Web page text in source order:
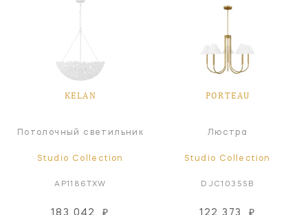
KELAN
Потолочный светильник
Studio Collection
AP1186TXW
183 042 ₽
PORTEAU
Люстра
Studio Collection
DJC1035SB
122 373 ₽